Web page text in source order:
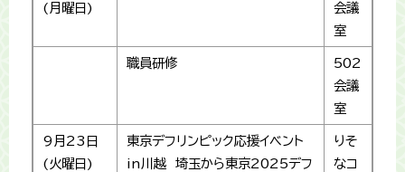
(月曜日)
会議
室
職員研修
502
会議
室
9月23日
(火曜日)
東京デフリンピック応援イベント
in川越 埼玉から東京2025デフ
りそ
なコ